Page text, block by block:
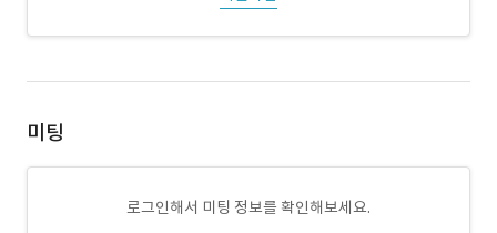
미팅
로그인해서 미팅 정보를 확인해보세요.